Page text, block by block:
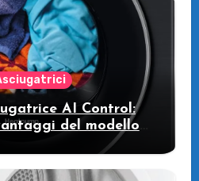
AI Control:
del modello